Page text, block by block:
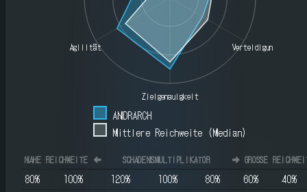
Verteidigung
Zielgenauigkeit
Agilität
ANDRARCH
Mittlere Reichweite (Median)
NAHE REICHWEITE ⬅️ SCHADENSMULTIPLIKATOR ➡️ GROSSE
80% 100% 120% 100% 80% 60% 40%